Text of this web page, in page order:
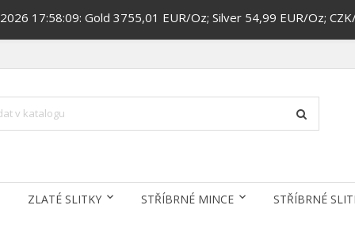
17:58:09: Gold 3755,01 EUR/Oz; Silver 54,99 EUR/Oz;
ZLATÉ SLITKY STŘÍBRNÉ MINCE STŘÍBRNÉ